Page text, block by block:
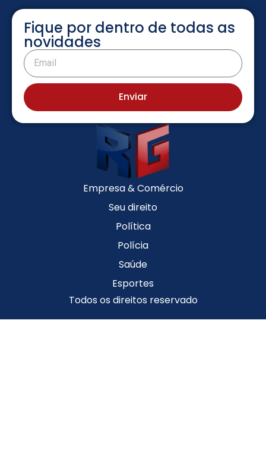
Fique por dentro de todas as
novidades
Enviar
Empresa & Comércio
Seu direito
Política
Polícia
Saúde
Esportes
Todos os direitos reservado